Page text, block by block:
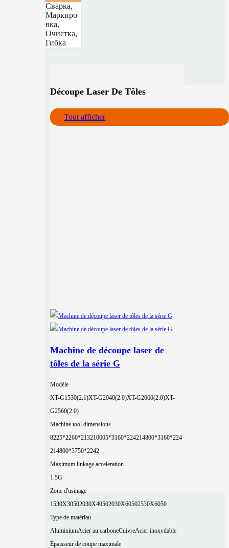
Сварка,
Маркиро
вка,
Очистка,
Гибка
Découpe Laser De Tôles
Tout afficher
Machine de découpe laser de
tôles de la série G
Modèle
XT-G1530(2.1)XT-G2040(2.0)XT-G2060(2.0)XT-
G2560(2.0)
Machine tool dimensions
8225*2260*213210605*3160*224214800*3160*224
214800*3750*2242
Maximum linkage acceleration
1.5G
Zone d'usinage
1530X30502030X40502030X60502530X6050
Type de matériau
AluminiumAcier au carboneCuivreAcier inoxydable
Épaisseur de coupe maximale